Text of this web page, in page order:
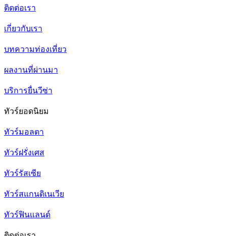
ติดต่อเรา
เกี่ยวกับเรา
บทความท่องเที่ยว
ผลงานที่ผ่านมา
บริการยื่นวีซ่า
ทัวร์ยอดนิยม
ทัวร์มอลตา
ทัวร์ฝรั่งเศส
ทัวร์รัสเซีย
ทัวร์สแกนดิเนเวีย
ทัวร์ฟินแลนด์